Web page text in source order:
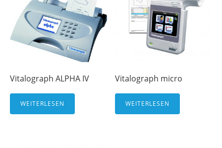
Vitalograph ALPHA IV
WEITERLESEN
Vitalograph micro
WEITERLESEN